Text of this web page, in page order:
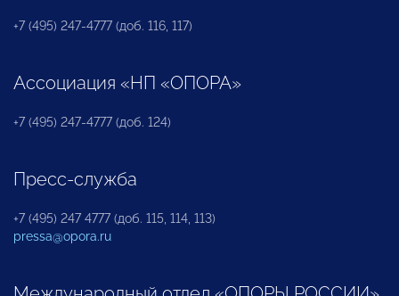
+7 (495) 247-4777 (доб. 116, 117)
Ассоциация «НП «ОПОРА»
+7 (495) 247-4777 (доб. 124)
Пресс-служба
+7 (495) 247 4777 (доб. 115, 114, 113)
pressa@opora.ru